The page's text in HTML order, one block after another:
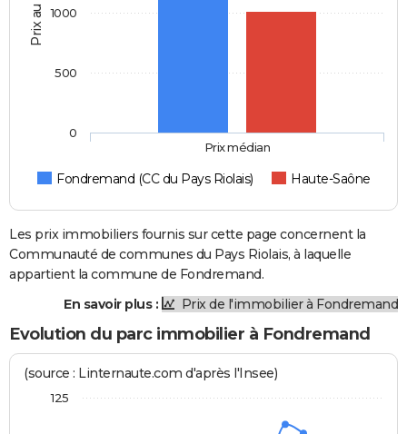
Fondremand (CC du Pays Riolais) Haute-Saône
Prix médian
0
500
1000
Les prix immobiliers fournis sur cette page concernent la
Communauté de communes du Pays Riolais, à laquelle
appartient la commune de Fondremand.
En savoir plus :
Prix de l'immobilier à Fondremand
Evolution du parc immobilier à Fondremand
(source : Linternaute.com d'après l'Insee)
125